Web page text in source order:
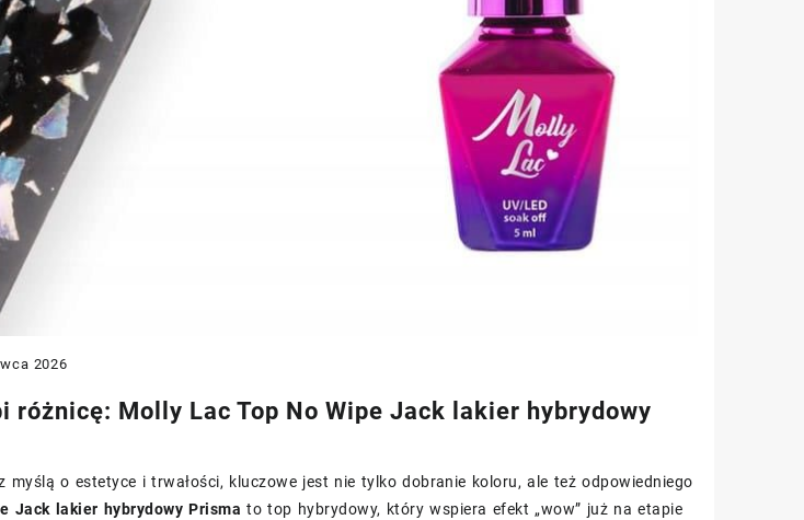
2026
różnicę: Molly Lac Top No Wipe Jack lakier hybrydowy
myślą o estetyce i trwałości, kluczowe jest nie tylko dobranie koloru, ale też odpowiedniego
Jack lakier hybrydowy Prisma to top hybrydowy, który wspiera efekt „wow” już na etapie